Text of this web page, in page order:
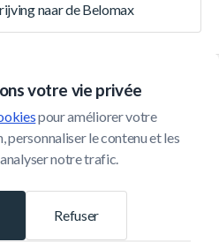
votre vie privée
pour améliorer votre
personnaliser le contenu et les
notre trafic.
Refuser
naar de Belomax